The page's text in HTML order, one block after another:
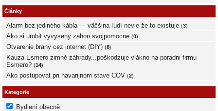
Články
Alarm bez jediného kábla — väčšina ľudí nevie že to existuje (3)
Ako si urobit vyvyseny zahon svojpomocne (0)
Otvarenie brany cez internet (DIY) (8)
Kauza Esmero zimné záhrady...poškodzuje vlákno na poradni firmu
Esmero? (14)
Ako postupovat pri havarijnom stave COV (2)
Kategorie
Bydlení obecně